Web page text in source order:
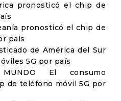
pronosticó el chip de
pronosticó el chip de
país
de América del Sur
5G por país
El consumo
de teléfono móvil 5G por